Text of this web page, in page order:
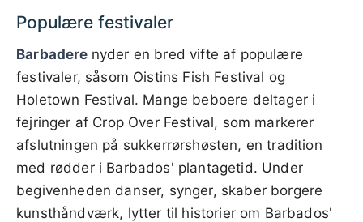
Populære festivaler
Barbadere nyder en bred vifte af populære
festivaler, såsom Oistins Fish Festival og
Holetown Festival. Mange beboere deltager i
fejringer af Crop Over Festival, som markerer
afslutningen på sukkerrørshøsten, en tradition
med rødder i Barbados' plantagetid. Under
begivenheden danser, synger, skaber borgere
kunsthåndværk, lytter til historier om Barbados'